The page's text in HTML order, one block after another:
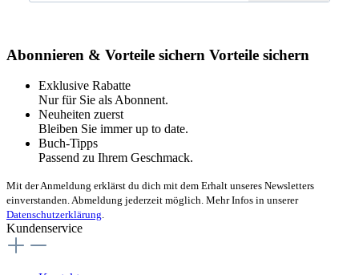
Abonnieren & Vorteile sichern Vorteile sichern
Exklusive Rabatte
Nur für Sie als Abonnent.
Neuheiten zuerst
Bleiben Sie immer up to date.
Buch-Tipps
Passend zu Ihrem Geschmack.
Mit der Anmeldung erklärst du dich mit dem Erhalt unseres Newsletters
einverstanden. Abmeldung jederzeit möglich. Mehr Infos in unserer
Datenschutzerklärung.
Kundenservice